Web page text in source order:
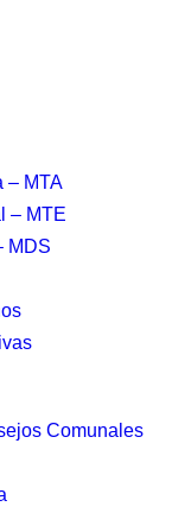
– MTA
– MTE
MDS
Comunales